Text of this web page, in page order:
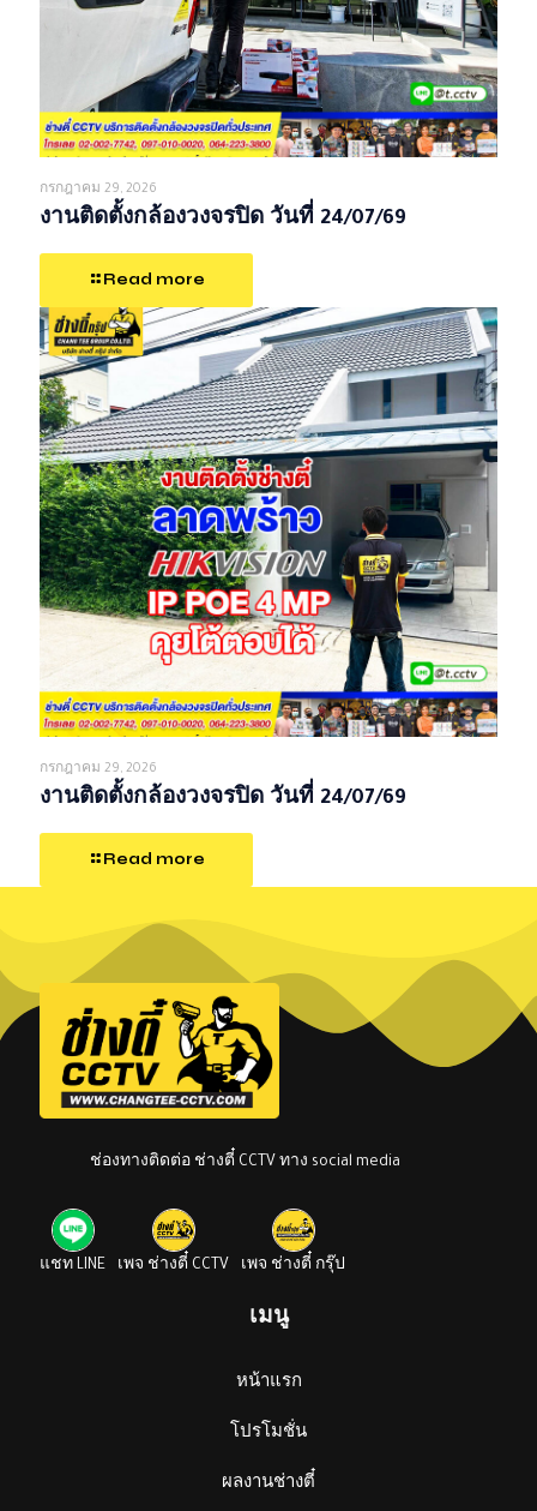
กรกฎาคม 29, 2026
งานติดตั้งกล้องวงจรปิด วันที่ 24/07/69
Read more
กรกฎาคม 29, 2026
งานติดตั้งกล้องวงจรปิด วันที่ 24/07/69
Read more
ช่องทางติดต่อ ช่างตี๋ CCTV ทาง social media
แชท LINE เพจ ช่างตี๋ CCTV เพจ ช่างตี๋ กรุ๊ป
เมนู
หน้าแรก
โปรโมชั่น
ผลงานช่างตี๋